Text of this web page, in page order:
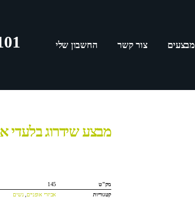
מבצעים צור קשר החשבון שלי
מבצע שידרוג בלעדי
מק"ט
145
קטגוריות
אביזרי אופניים נשים